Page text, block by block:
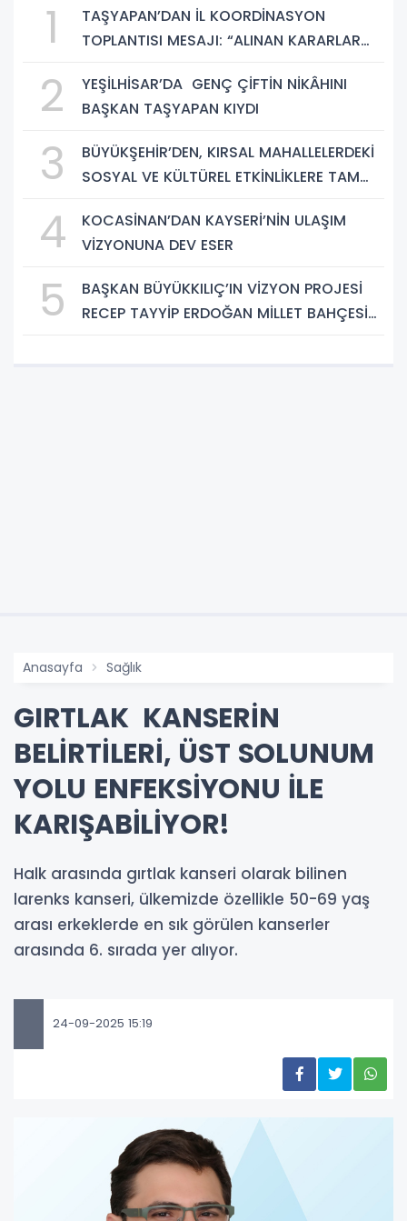
1
TAŞYAPAN’DAN İL KOORDİNASYON
TOPLANTISI MESAJI: “ALINAN KARARLAR
2
YEŞİLHİSAR’DA GENÇ ÇİFTİN NİKÂHINI
BAŞKAN TAŞYAPAN KIYDI
3
BÜYÜKŞEHİR’DEN, KIRSAL MAHALLELERDEKİ
SOSYAL VE KÜLTÜREL ETKİNLİKLERE TAM
4
KOCASİNAN’DAN KAYSERİ’NİN ULAŞIM
VİZYONUNA DEV ESER
5
BAŞKAN BÜYÜKKILIÇ’IN VİZYON PROJESİ
RECEP TAYYİP ERDOĞAN MİLLET BAHÇESİ
Anasayfa Sağlık
GIRTLAK KANSERİN
BELİRTİLERİ, ÜST SOLUNUM
YOLU ENFEKSİYONU İLE
KARIŞABİLİYOR!
Halk arasında gırtlak kanseri olarak bilinen
larenks kanseri, ülkemizde özellikle 50-69 yaş
arası erkeklerde en sık görülen kanserler
arasında 6. sırada yer alıyor.
24-09-2025 15:19